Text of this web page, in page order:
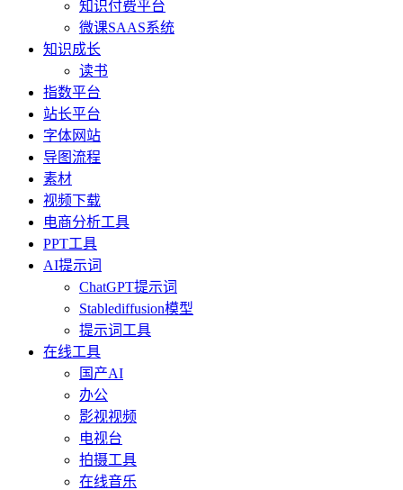
知识付费平台
微课SAAS系统
知识成长
读书
指数平台
站长平台
字体网站
导图流程
素材
视频下载
电商分析工具
PPT工具
AI提示词
ChatGPT提示词
Stablediffusion模型
提示词工具
在线工具
国产AI
办公
影视视频
电视台
拍摄工具
在线音乐